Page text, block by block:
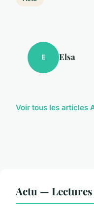
E Elsa
Voir tous les articles
Actu —